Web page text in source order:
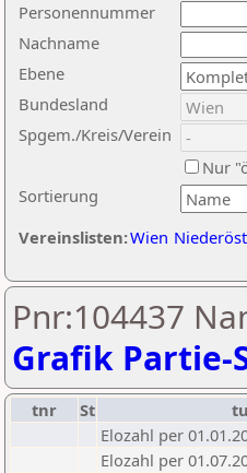
Nachname
Ebene
Sortierung
Personennummer
Bundesland
Spgem./Kreis/Verein
Nur
Vereinslisten:Wien
Pnr:104437
Grafik
tnr St
Elozahl per
Elozahl per